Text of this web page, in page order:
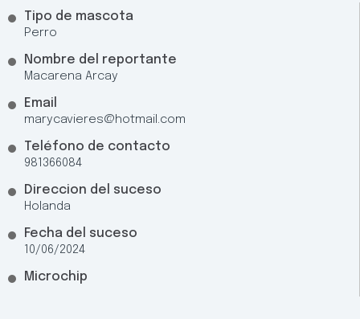
Tipo de mascota
Perro
Nombre del reportante
Macarena Arcay
Email
marycavieres@hotmail.com
Teléfono de contacto
981366084
Direccion del suceso
Holanda
Fecha del suceso
10/06/2024
Microchip